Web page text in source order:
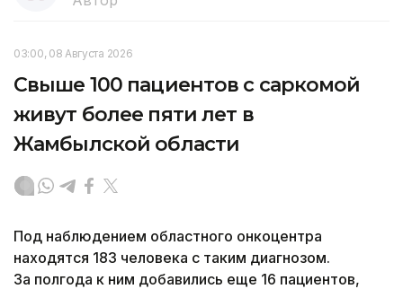
03:00, 08 Августа 2026
Свыше 100 пациентов с саркомой
живут более пяти лет в
Жамбылской области
Под наблюдением областного онкоцентра
находятся 183 человека с таким диагнозом.
За полгода к ним добавились еще 16 пациентов,